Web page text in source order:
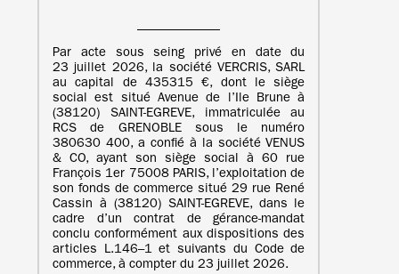
Par acte sous seing privé en date du
23 juillet 2026, la société VERCRIS, SARL
au capital de 435315 €, dont le siège
social est situé Avenue de l’Ile Brune à
(38120) SAINT-EGREVE, immatriculée au
RCS de GRENOBLE sous le numéro
380630 400, a confié à la société VENUS
& CO, ayant son siège social à 60 rue
François 1er 75008 PARIS, l’exploitation de
son fonds de commerce situé 29 rue René
Cassin à (38120) SAINT-EGREVE, dans le
cadre d’un contrat de gérance-mandat
conclu conformément aux dispositions des
articles L.146–1 et suivants du Code de
commerce, à compter du 23 juillet 2026.